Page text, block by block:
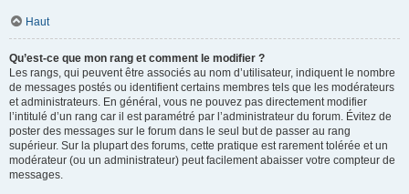
Haut
Qu’est-ce que mon rang et comment le modifier ?
Les rangs, qui peuvent être associés au nom d’utilisateur, indiquent le nombre
de messages postés ou identifient certains membres tels que les modérateurs
et administrateurs. En général, vous ne pouvez pas directement modifier
l’intitulé d’un rang car il est paramétré par l’administrateur du forum. Évitez de
poster des messages sur le forum dans le seul but de passer au rang
supérieur. Sur la plupart des forums, cette pratique est rarement tolérée et un
modérateur (ou un administrateur) peut facilement abaisser votre compteur de
messages.